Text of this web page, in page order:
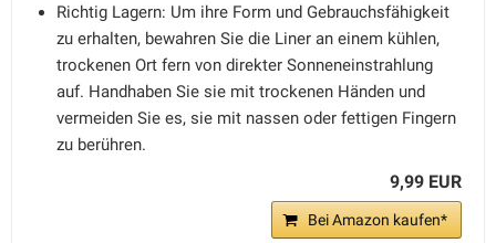
Richtig Lagern: Um ihre Form und Gebrauchsfähigkeit
zu erhalten, bewahren Sie die Liner an einem kühlen,
trockenen Ort fern von direkter Sonneneinstrahlung
auf. Handhaben Sie sie mit trockenen Händen und
vermeiden Sie es, sie mit nassen oder fettigen Fingern
zu berühren.
9,99 EUR
Bei Amazon kaufen*